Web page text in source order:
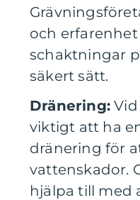
och
schaktningar
säkert sätt.
Dränering:
viktigt att ha
dränering för
vattenskador.
hjälpa till med